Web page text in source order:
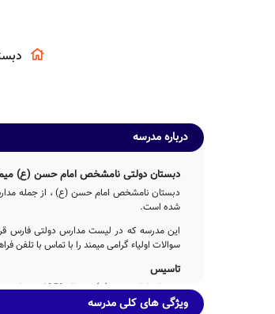
درباره مدرسه
دبستان دولتی نامشخص امام حسن (ع)
دبستان نامشخص امام حسن (ع) ، از جمله
شده است.
این مدرسه که در لیست مدارس دولتی فارس
سوالات اولیاء گرامی میمند را با تماس با تلفن
تاسیس
دبستان امام حسن (ع) در سال 1359 توسط جمعی از خیرین مدرسه ساز با تلاش 4ساله عوامل مختلف اجرایی و آموزشی تاسیس شده است.
ویژگی های کلی مدرسه